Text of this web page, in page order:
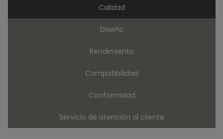
Calidad
Diseño
Rendimiento
Compatibilidad
Conformidad
Servicio de atención al cliente